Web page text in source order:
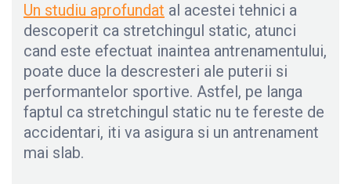
Un studiu aprofundat al acestei tehnici a
descoperit ca stretchingul static, atunci
cand este efectuat inaintea antrenamentului,
poate duce la descresteri ale puterii si
performantelor sportive. Astfel, pe langa
faptul ca stretchingul static nu te fereste de
accidentari, iti va asigura si un antrenament
mai slab.